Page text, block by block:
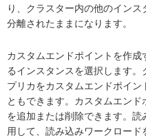
り、クラスター内の他のイン
分離されたままになります。
カスタムエンドポイントを作
るインスタンスを選択します
プリカをカスタムエンドポイン
ともできます。カスタムエン
を追加または削除できます。
用して、読み込みワークロー